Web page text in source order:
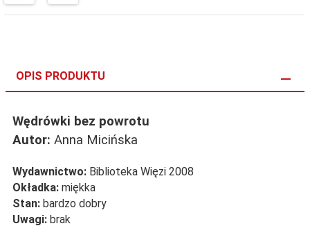
OPIS PRODUKTU
Wędrówki bez powrotu
Autor: Anna Micińska
Wydawnictwo: Biblioteka Więzi 2008
Okładka: miękka
Stan: bardzo dobry
Uwagi: brak